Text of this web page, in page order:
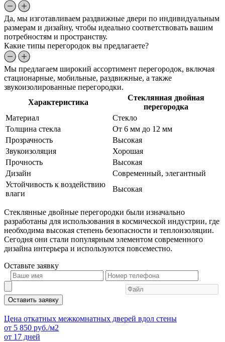
Да, мы изготавливаем раздвижные двери по индивидуальным
размерам и дизайну, чтобы идеально соответствовать вашим
потребностям и пространству.
Какие типы перегородок вы предлагаете?
Мы предлагаем широкий ассортимент перегородок, включая
стационарные, мобильные, раздвижные, а также
звукоизолированные перегородки.
Характеристика
Стеклянная двойная
перегородка
Материал
Стекло
Толщина стекла
От 6 мм до 12 мм
Прозрачность
Высокая
Звукоизоляция
Хорошая
Прочность
Высокая
Дизайн
Современный, элегантный
Устойчивость к воздействию
влаги
Высокая
Стеклянные двойные перегородки были изначально
разработаны для использования в космической индустрии, где
необходима высокая степень безопасности и теплоизоляции.
Сегодня они стали популярным элементом современного
дизайна интерьера и используются повсеместно.
Оставьте заявку
Оставить заявку
Цена откатных межкомнатных дверей вдол стены
от 5 850 руб./м2
от 17 дней